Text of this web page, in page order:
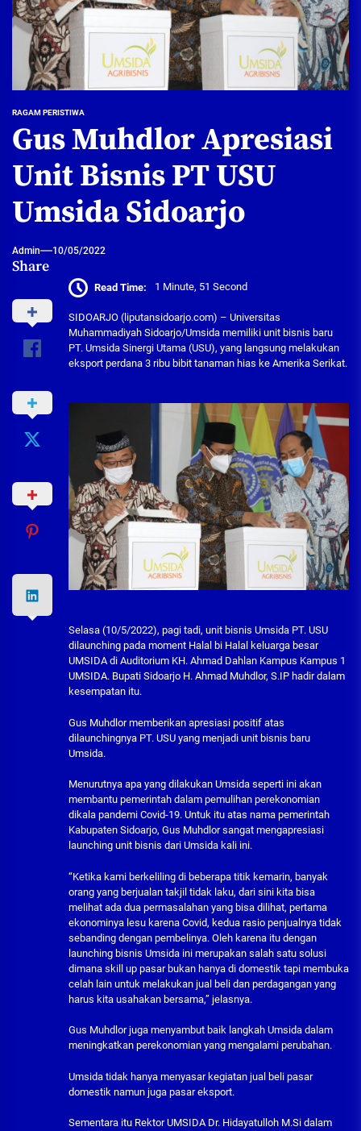
RAGAM PERISTIWA
Gus Muhdlor Apresiasi
Unit Bisnis PT USU
Umsida Sidoarjo
Admin 10/05/2022
Share
Read Time: 1 Minute, 51 Second
SIDOARJO (liputansidoarjo.com) – Universitas
Muhammadiyah Sidoarjo/Umsida memiliki unit bisnis baru
PT. Umsida Sinergi Utama (USU), yang langsung melakukan
eksport perdana 3 ribu bibit tanaman hias ke Amerika Serikat.
Selasa (10/5/2022), pagi tadi, unit bisnis Umsida PT. USU
dilaunching pada moment Halal bi Halal keluarga besar
UMSIDA di Auditorium KH. Ahmad Dahlan Kampus Kampus 1
UMSIDA. Bupati Sidoarjo H. Ahmad Muhdlor, S.IP hadir dalam
kesempatan itu.
Gus Muhdlor memberikan apresiasi positif atas
dilaunchingnya PT. USU yang menjadi unit bisnis baru
Umsida.
Menurutnya apa yang dilakukan Umsida seperti ini akan
membantu pemerintah dalam pemulihan perekonomian
dikala pandemi Covid-19. Untuk itu atas nama pemerintah
Kabupaten Sidoarjo, Gus Muhdlor sangat mengapresiasi
launching unit bisnis dari Umsida kali ini.
“Ketika kami berkeliling di beberapa titik kemarin, banyak
orang yang berjualan takjil tidak laku, dari sini kita bisa
melihat ada dua permasalahan yang bisa dilihat, pertama
ekonominya lesu karena Covid, kedua rasio penjualnya tidak
sebanding dengan pembelinya. Oleh karena itu dengan
launching bisnis Umsida ini merupakan salah satu solusi
dimana skill up pasar bukan hanya di domestik tapi membuka
celah lain untuk melakukan jual beli dan perdagangan yang
harus kita usahakan bersama,” jelasnya.
Gus Muhdlor juga menyambut baik langkah Umsida dalam
meningkatkan perekonomian yang mengalami perubahan.
Umsida tidak hanya menyasar kegiatan jual beli pasar
domestik namun juga pasar eksport.
Sementara itu Rektor UMSIDA Dr. Hidayatulloh M.Si dalam